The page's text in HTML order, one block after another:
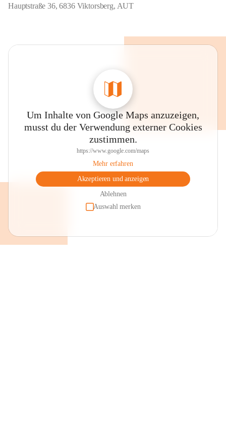
Hauptstraße 36, 6836 Viktorsberg, AUT
Um Inhalte von Google Maps anzuzeigen,
musst du der Verwendung externer Cookies
zustimmen.
https://www.google.com/maps
Mehr erfahren
Akzeptieren und anzeigen
Ablehnen
Auswahl merken